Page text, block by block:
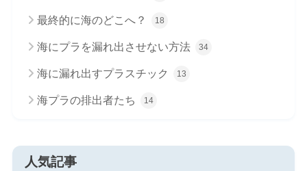
最終的に海のどこへ？ 18
海にプラを漏れ出させない方法 34
海に漏れ出すプラスチック 13
海プラの排出者たち 14
人気記事